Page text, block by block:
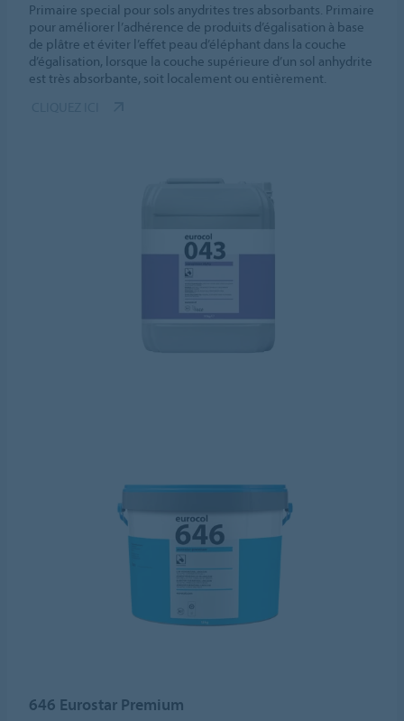
Primaire special pour sols anydrites tres absorbants. Primaire
pour améliorer l’adhérence de produits d’égalisation à base
de plâtre et éviter l’effet peau d’éléphant dans la couche
d’égalisation, lorsque la couche supérieure d’un sol anhydrite
est très absorbante, soit localement ou entièrement.
646 Eurostar Premium